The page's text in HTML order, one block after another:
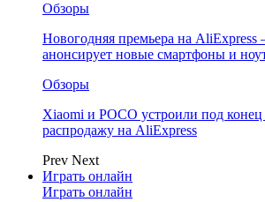
Обзоры
Новогодняя премьера на AliExpress
анонсирует новые смартфоны и
Обзоры
Xiaomi и POCO устроили под
распродажу на AliExpress
Prev Next
Играть онлайн
Играть онлайн